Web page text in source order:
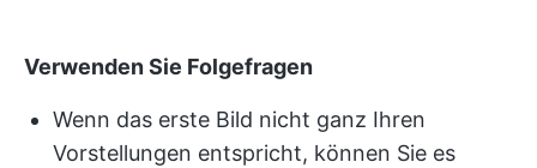
Verwenden Sie Folgefragen
Wenn das erste Bild nicht ganz Ihren
Vorstellungen entspricht, können Sie es